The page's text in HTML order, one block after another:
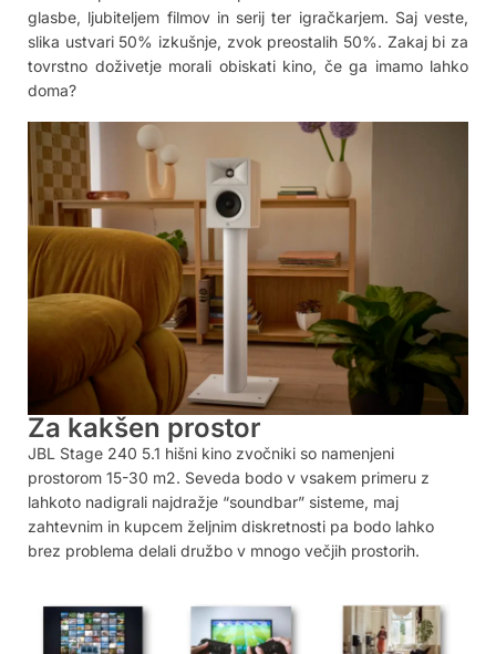
glasbe, ljubiteljem filmov in serij ter igračkarjem. Saj veste,
slika ustvari 50% izkušnje, zvok preostalih 50%. Zakaj bi za
tovrstno doživetje morali obiskati kino, če ga imamo lahko
doma?
Za kakšen prostor
JBL Stage 240 5.1 hišni kino zvočniki so namenjeni
prostorom 15-30 m2. Seveda bodo v vsakem primeru z
lahkoto nadigrali najdražje “soundbar” sisteme, maj
zahtevnim in kupcem željnim diskretnosti pa bodo lahko
brez problema delali družbo v mnogo večjih prostorih.